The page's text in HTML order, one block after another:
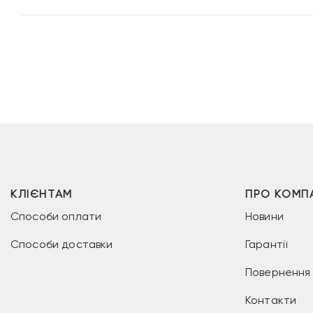
КЛІЄНТАМ
Способи оплати
Способи доставки
ПРО
Новини
Гарантії
Повернення
Контакти